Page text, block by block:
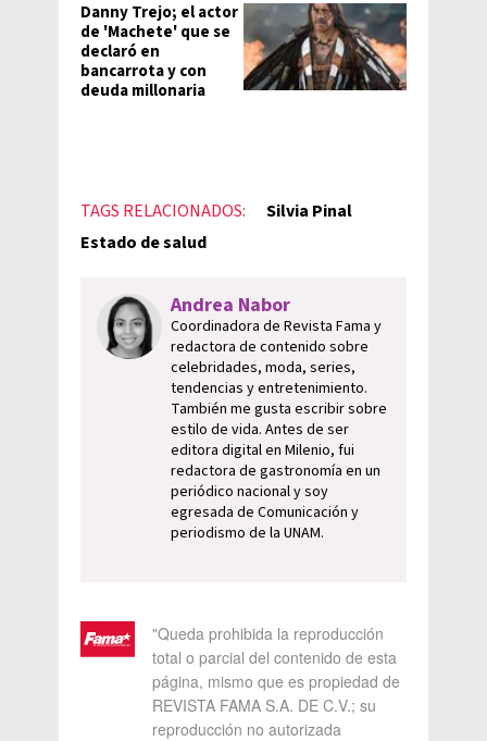
Danny Trejo; el actor
de 'Machete' que se
declaró en
bancarrota y con
deuda millonaria
TAGS RELACIONADOS:
Silvia Pinal
Estado de salud
Andrea Nabor
Coordinadora de Revista Fama y
redactora de contenido sobre
celebridades, moda, series,
tendencias y entretenimiento.
También me gusta escribir sobre
estilo de vida. Antes de ser
editora digital en Milenio, fui
redactora de gastronomía en un
periódico nacional y soy
egresada de Comunicación y
periodismo de la UNAM.
"Queda prohibida la reproducción
total o parcial del contenido de esta
página, mismo que es propiedad de
REVISTA FAMA S.A. DE C.V.; su
reproducción no autorizada